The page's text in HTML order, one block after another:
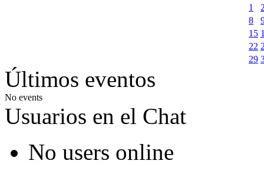
1
8
15
22
29
Últimos eventos
No events
Usuarios en el Chat
No users online